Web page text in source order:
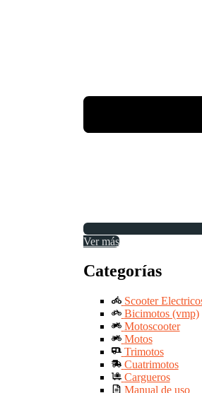
Ver más
Categorías
Scooter
Bicimotos (vmp)
Motoscooter
Motos
Trimotos
Cuatrimotos
Cargueros
Manual de uso